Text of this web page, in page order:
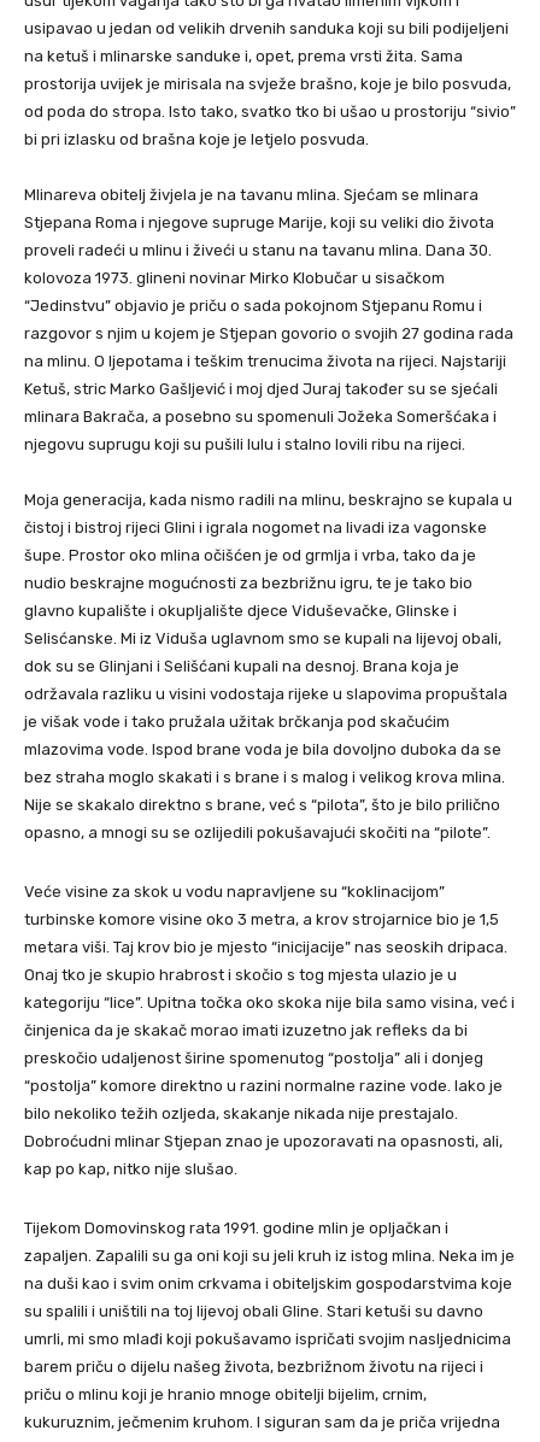
usipavao u jedan od velikih drvenih sanduka koji su bili podijeljeni
na ketuš i mlinarske sanduke i, opet, prema vrsti žita. Sama
prostorija uvijek je mirisala na svježe brašno, koje je bilo posvuda,
od poda do stropa. Isto tako, svatko tko bi ušao u prostoriju “sivio”
bi pri izlasku od brašna koje je letjelo posvuda.
Mlinareva obitelj živjela je na tavanu mlina. Sjećam se mlinara
Stjepana Roma i njegove supruge Marije, koji su veliki dio života
proveli radeći u mlinu i živeći u stanu na tavanu mlina. Dana 30.
kolovoza 1973. glineni novinar Mirko Klobučar u sisačkom
“Jedinstvu” objavio je priču o sada pokojnom Stjepanu Romu i
razgovor s njim u kojem je Stjepan govorio o svojih 27 godina rada
na mlinu. O ljepotama i teškim trenucima života na rijeci. Najstariji
Ketuš, stric Marko Gašljević i moj djed Juraj također su se sjećali
mlinara Bakrača, a posebno su spomenuli Jožeka Someršćaka i
njegovu suprugu koji su pušili lulu i stalno lovili ribu na rijeci.
Moja generacija, kada nismo radili na mlinu, beskrajno se kupala u
čistoj i bistroj rijeci Glini i igrala nogomet na livadi iza vagonske
šupe. Prostor oko mlina očišćen je od grmlja i vrba, tako da je
nudio beskrajne mogućnosti za bezbrižnu igru, te je tako bio
glavno kupalište i okupljalište djece Viduševačke, Glinske i
Selisćanske. Mi iz Viduša uglavnom smo se kupali na lijevoj obali,
dok su se Glinjani i Selišćani kupali na desnoj. Brana koja je
održavala razliku u visini vodostaja rijeke u slapovima propuštala
je višak vode i tako pružala užitak brčkanja pod skačućim
mlazovima vode. Ispod brane voda je bila dovoljno duboka da se
bez straha moglo skakati i s brane i s malog i velikog krova mlina.
Nije se skakalo direktno s brane, već s “pilota”, što je bilo prilično
opasno, a mnogi su se ozlijedili pokušavajući skočiti na “pilote”.
Veće visine za skok u vodu napravljene su “koklinacijom”
turbinske komore visine oko 3 metra, a krov strojarnice bio je 1,5
metara viši. Taj krov bio je mjesto “inicijacije” nas seoskih dripaca.
Onaj tko je skupio hrabrost i skočio s tog mjesta ulazio je u
kategoriju “lice”. Upitna točka oko skoka nije bila samo visina, već i
činjenica da je skakač morao imati izuzetno jak refleks da bi
preskočio udaljenost širine spomenutog “postolja” ali i donjeg
“postolja” komore direktno u razini normalne razine vode. Iako je
bilo nekoliko težih ozljeda, skakanje nikada nije prestajalo.
Dobroćudni mlinar Stjepan znao je upozoravati na opasnosti, ali,
kap po kap, nitko nije slušao.
Tijekom Domovinskog rata 1991. godine mlin je opljačkan i
zapaljen. Zapalili su ga oni koji su jeli kruh iz istog mlina. Neka im je
na duši kao i svim onim crkvama i obiteljskim gospodarstvima koje
su spalili i uništili na toj lijevoj obali Gline. Stari ketuši su davno
umrli, mi smo mlađi koji pokušavamo ispričati svojim nasljednicima
barem priču o dijelu našeg života, bezbrižnom životu na rijeci i
priču o mlinu koji je hranio mnoge obitelji bijelim, crnim,
kukuruznim, ječmenim kruhom. I siguran sam da je priča vrijedna